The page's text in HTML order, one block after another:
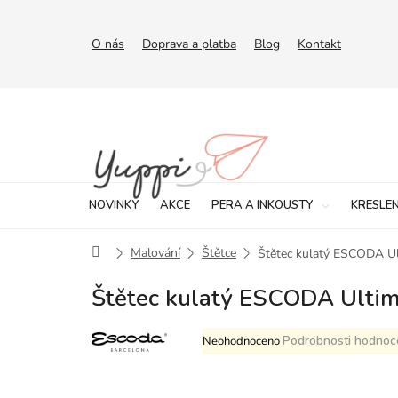
O nás Doprava a platba Blog Kontakt
NOVINKY AKCE PERA A INKOUSTY
DomůMalování Štětce Štětec kulatý ESCODA
Štětec kulatý ESCODA
Průměrné
hodnocení
NeohodnocenoPodrobnosti